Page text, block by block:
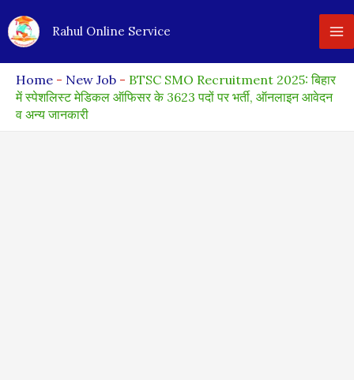
to
Rahul Online Service
Home - New Job - BTSC SMO Recruitment 2025: बिहार
में स्पेशलिस्ट मेडिकल ऑफिसर के 3623 पदों पर भर्ती, ऑनलाइन आवेदन
व अन्य जानकारी